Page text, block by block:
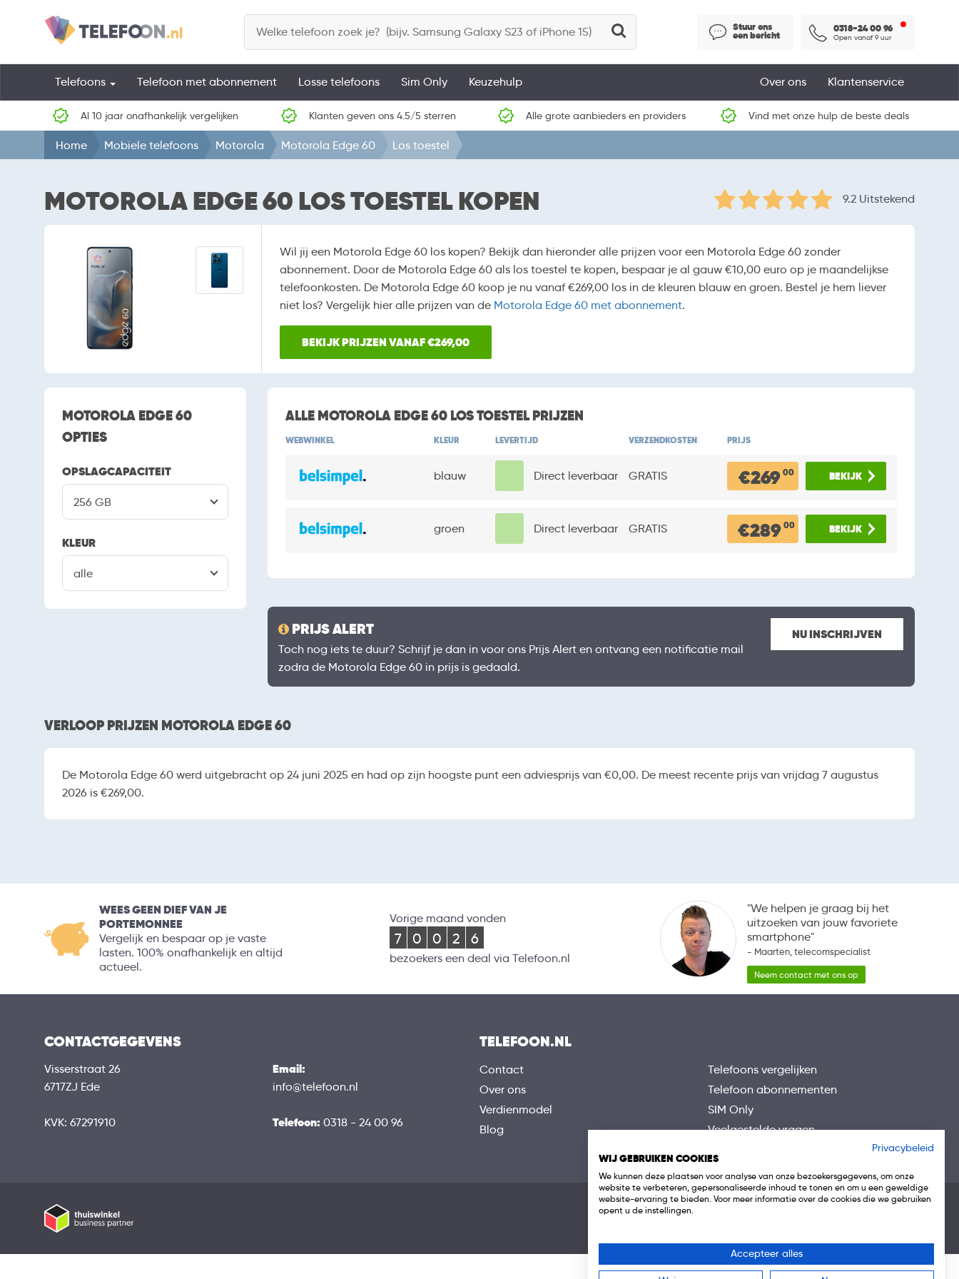
Stuur ons
een bericht
0318-24 00 96
Open vanaf 9 uur
Telefoons Telefoon met abonnement Losse telefoons Sim Only Keuzehulp Klantenservice
Over ons
Al 10 jaar onafhankelijk vergelijken Klanten geven ons 4.5/5 sterren Alle grote aanbieders en providers Vind met onze hulp de beste deals
Home Mobiele telefoons Motorola Motorola Edge 60 Los toestel
MOTOROLA EDGE 60 LOS TOESTEL KOPEN 9.2 Uitstekend
Wil jij een Motorola Edge 60 los kopen? Bekijk dan hieronder alle prijzen voor een Motorola Edge 60 zonder
abonnement. Door de Motorola Edge 60 als los toestel te kopen, bespaar je al gauw €10,00 euro op je maandelijkse
telefoonkosten. De Motorola Edge 60 koop je nu vanaf €269,00 los in de kleuren blauw en groen. Bestel je hem liever
niet los? Vergelijk hier alle prijzen van de Motorola Edge 60 met abonnement.
BEKIJK PRIJZEN VANAF €269,00
MOTOROLA EDGE 60
OPTIES
OPSLAGCAPACITEIT
256 GB
KLEUR
alle
ALLE MOTOROLA EDGE 60 LOS TOESTEL PRIJZEN
WEBWINKEL KLEUR LEVERTIJD VERZENDKOSTEN PRIJS
blauw Direct leverbaar GRATIS €269 00
groen Direct leverbaar GRATIS €289 00
PRIJS ALERT NU INSCHRIJVEN
Toch nog iets te duur? Schrijf je dan in voor ons Prijs Alert en ontvang een notificatie mail
zodra de Motorola Edge 60 in prijs is gedaald.
VERLOOP PRIJZEN MOTOROLA EDGE 60
De Motorola Edge 60 werd uitgebracht op 24 juni 2025 en had op zijn hoogste punt een adviesprijs van €0,00. De meest recente prijs van vrijdag 7 augustus
2026 is €269,00.
WEES GEEN DIEF VAN JE
PORTEMONNEE
Vergelijk en bespaar op je vaste
lasten. 100% onafhankelijk en altijd
actueel.
Vorige maand vonden
7 0 0 2 6
bezoekers een deal via Telefoon.nl
"We helpen je graag bij het
uitzoeken van jouw favoriete
smartphone"
- Maarten, telecomspecialist
Neem contact met ons op
CONTACTGEGEVENS
Visserstraat 26
6717ZJ Ede
KVK: 67291910
Email:
info@telefoon.nl
Telefoon: 0318 - 24 00 96
TELEFOON.NL
Contact
Over ons
Verdienmodel
Blog
Telefoons vergelijken
Telefoon abonnementen
SIM Only
Veelgestelde vragen
Privacybeleid
WIJ GEBRUIKEN COOKIES
We kunnen deze plaatsen voor analyse van onze bezoekersgegevens, om onze
website te verbeteren, gepersonaliseerde inhoud te tonen en om u een geweldige
website-ervaring te bieden. Voor meer informatie over de cookies die we gebruiken
opent u de instellingen.
Accepteer alles